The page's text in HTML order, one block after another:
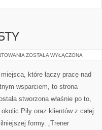
MOTYWACJA
OSOBISTY
ZOSTAŁA WYŁĄCZONA
które łączy pracę nad
wsparciem, to strona
stworzona właśnie po to,
Piły oraz klientów z całej
formy. „Trener